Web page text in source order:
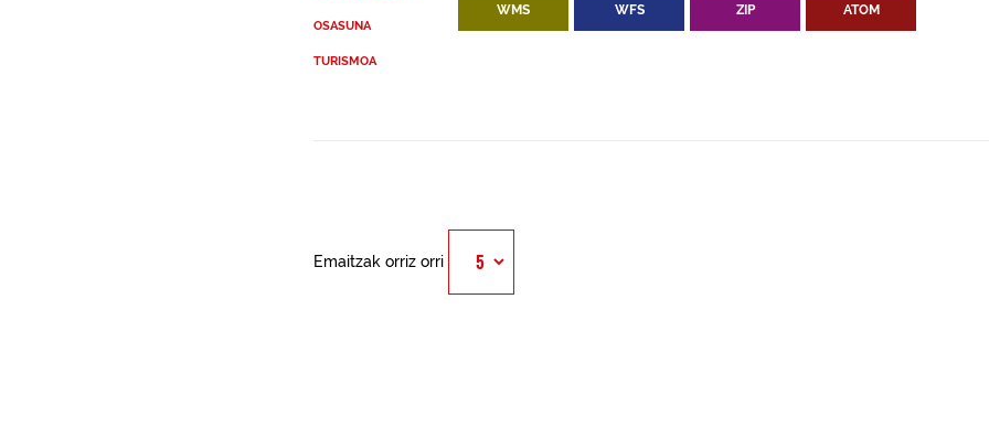
OSASUNA
TURISMOA
WMS WFS ZIP ATOM
Emaitzak orriz orri